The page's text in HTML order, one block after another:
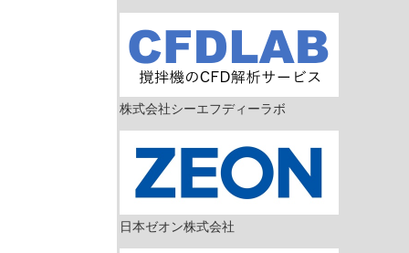
株式会社シーエフディーラボ
日本ゼオン株式会社